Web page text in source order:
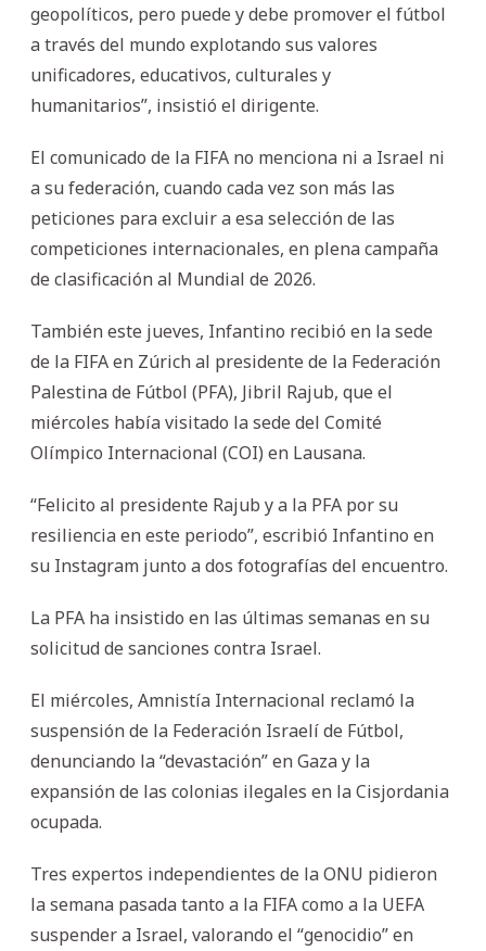
geopolíticos, pero puede y debe promover el fútbol
a través del mundo explotando sus valores
unificadores, educativos, culturales y
humanitarios”, insistió el dirigente.
El comunicado de la FIFA no menciona ni a Israel ni
a su federación, cuando cada vez son más las
peticiones para excluir a esa selección de las
competiciones internacionales, en plena campaña
de clasificación al Mundial de 2026.
También este jueves, Infantino recibió en la sede
de la FIFA en Zúrich al presidente de la Federación
Palestina de Fútbol (PFA), Jibril Rajub, que el
miércoles había visitado la sede del Comité
Olímpico Internacional (COI) en Lausana.
“Felicito al presidente Rajub y a la PFA por su
resiliencia en este periodo”, escribió Infantino en
su Instagram junto a dos fotografías del encuentro.
La PFA ha insistido en las últimas semanas en su
solicitud de sanciones contra Israel.
El miércoles, Amnistía Internacional reclamó la
suspensión de la Federación Israelí de Fútbol,
denunciando la “devastación” en Gaza y la
expansión de las colonias ilegales en la Cisjordania
ocupada.
Tres expertos independientes de la ONU pidieron
la semana pasada tanto a la FIFA como a la UEFA
suspender a Israel, valorando el “genocidio” en